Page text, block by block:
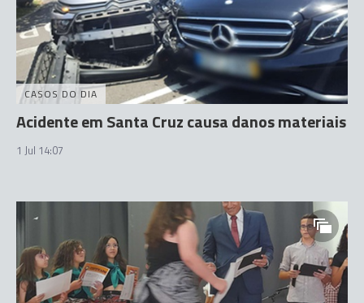
CASOS DO DIA
Acidente em Santa Cruz causa danos materiais
1 Jul 14:07